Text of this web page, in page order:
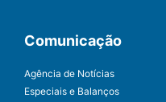
Comunicação
Agência de Notícias
Especiais e Balanços